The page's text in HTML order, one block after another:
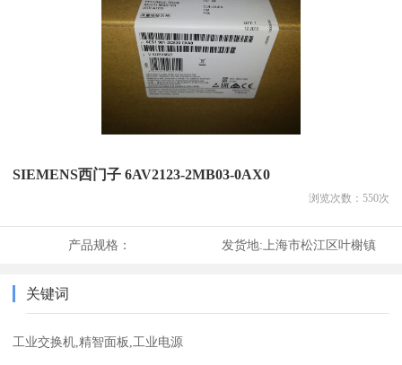
SIEMENS西门子 6AV2123-2MB03-0AX0
浏览次数： 550次
产品规格： 发货地: 上海市松江区叶榭镇
关键词
工业交换机,精智面板,工业电源